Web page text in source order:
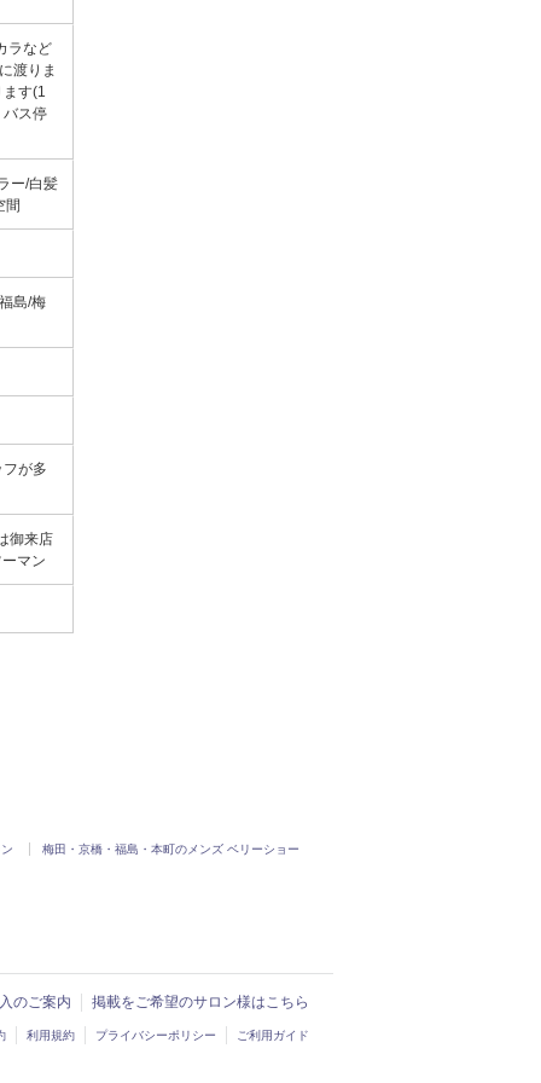
ラなど
渡りま
す(1
バス停
ー/白髪
間
島/梅
が多
御来店
マン
梅田・京橋・福島・本町のメンズ ベリーショー
のご案内 掲載をご希望のサロン様はこちら
利用規約 プライバシーポリシー ご利用ガイド